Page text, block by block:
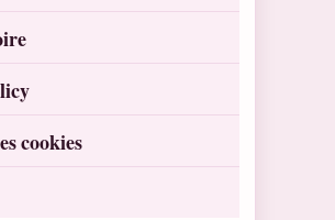
cookies